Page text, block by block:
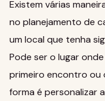
Existem várias
no planejamento de
um local que tenha
Pode ser o lugar
primeiro encontro ou
forma é personalizar